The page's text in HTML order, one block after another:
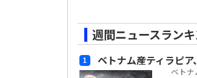
週間ニュースラン
ベトナム産ティラピ
ベトナ